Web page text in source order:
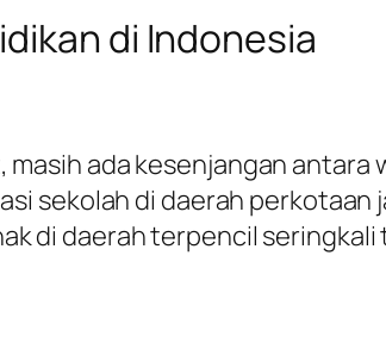
di Indonesia
ada kesenjangan antara
sekolah di daerah
di daerah terpencil